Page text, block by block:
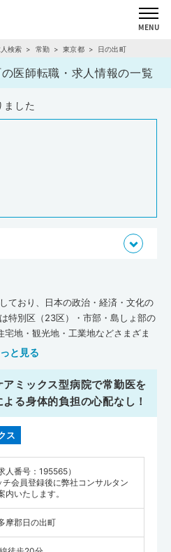
検索 常勤 東京都 日の出町
医師転職・求人情報の一覧
ました
ており、日本の政治・経済・文化の
特別区（23区）・市部・島しょ部の
地・観光地・工業地などさまざま
ます。先進的なもので溢れるイメー
下町の情緒ある雰囲気を感じられる
東京大学」や「慶応義塾大学」をは
の医師を輩出しています。日本医師
』によると、平成30年11月時点
軒、病院が647軒、歯科が10,980
、在宅療養支援病院が128軒、介護
均施設数(人口10万人あたり)と比べ
養支援病院・介護施設の数が全国平
。なお、在宅療養支援診療所の数は
平均を下まわっています。東京都に
と見る
ミックス型病院で常勤医を
る身体的負担の心配なし！
ス
人番号：195565）
会員登録後に弊社コンサルタン
内いたします。
摩郡日の出町